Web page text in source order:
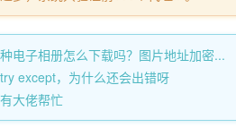
电子相册怎么下载吗？图片地址加密...
except，为什么还会出错呀
大佬帮忙